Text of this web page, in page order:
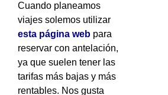
Cuando planeamos
viajes solemos utilizar
esta página web para
reservar con antelación,
ya que suelen tener las
tarifas más bajas y más
rentables. Nos gusta